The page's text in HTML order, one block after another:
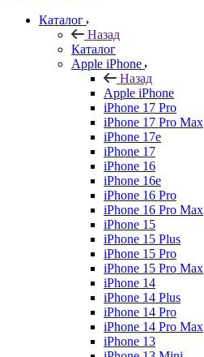
Каталог
Назад
Каталог
Apple iPhone
Назад
Apple iPhone
iPhone 17 Pro
iPhone 17 Pro Max
iPhone 17e
iPhone 17
iPhone 16
iPhone 16e
iPhone 16 Pro
iPhone 16 Pro Max
iPhone 15
iPhone 15 Plus
iPhone 15 Pro
iPhone 15 Pro Max
iPhone 14
iPhone 14 Plus
iPhone 14 Pro
iPhone 14 Pro Max
iPhone 13